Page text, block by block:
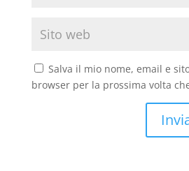
Salva il mio nome, email e
browser per la prossima volta